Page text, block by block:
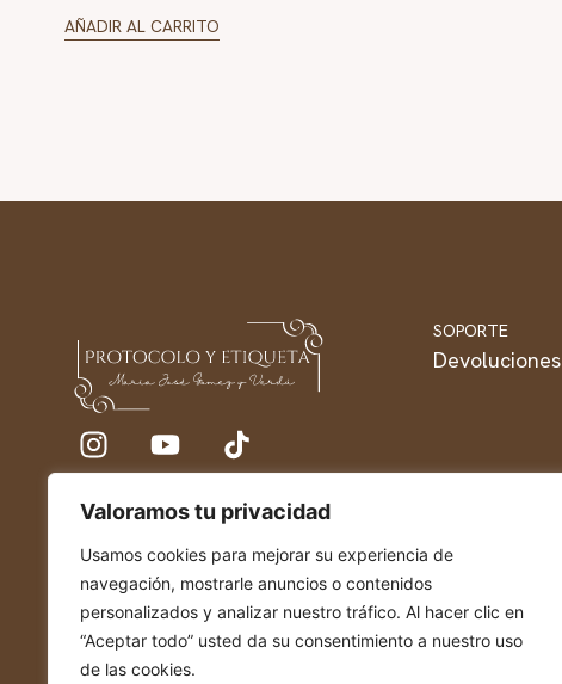
Valoramos tu privacidad
Usamos cookies para mejorar su experiencia de
navegación, mostrarle anuncios o contenidos
personalizados y analizar nuestro tráfico. Al hacer clic en
“Aceptar todo” usted da su consentimiento a nuestro uso
de las cookies.
AÑADIR AL CARRITO
SOPORTE
Devoluciones